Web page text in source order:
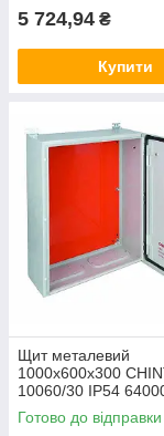
5 724,94 ₴
Купити
Щит металевий
1000x600x300
10060/30 IP54
корпус, металева
бокс, шафа
Готово до відправки